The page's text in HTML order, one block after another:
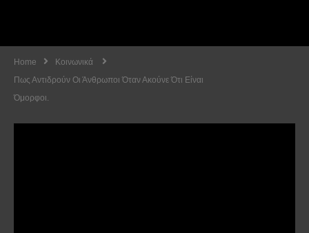
Home
Κοινωνικά
Πως Αντιδρούν Οι Άνθρωποι Όταν Ακούνε Ότι Είναι
Όμορφοι.